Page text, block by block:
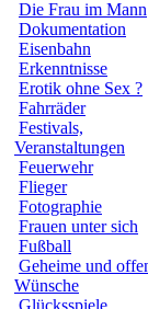
Die Frau im Mann
Dokumentation
Eisenbahn
Erkenntnisse
Erotik ohne Sex ?
Fahrräder
Festivals,
Veranstaltungen
Feuerwehr
Flieger
Fotographie
Frauen unter sich
Fußball
Geheime und
Wünsche
Glücksspiele